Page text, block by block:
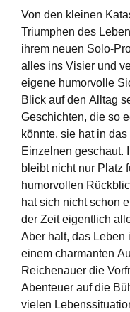
Von den kleinen
Triumphen des
ihrem neuen Solo-
alles ins Visier und
eigene humorvolle
Blick auf den Alltag
Geschichten, die so
könnte, sie hat in
Einzelnen geschaut.
bleibt nicht nur Platz
humorvollen
hat sich nicht schon
der Zeit eigentlich
Aber halt, das Leben
einem charmanten
Reichenauer die
Abenteuer auf die
vielen